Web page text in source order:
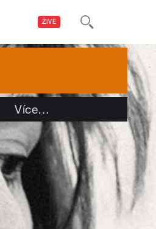
ŽIVĚ
Více…